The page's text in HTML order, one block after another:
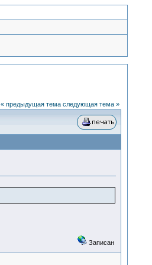
« предыдущая тема следующая тема »
Записан